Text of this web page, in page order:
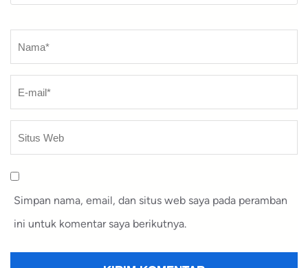
Nama
Simpan nama, email, dan situs web saya pada peramban
ini untuk komentar saya berikutnya.